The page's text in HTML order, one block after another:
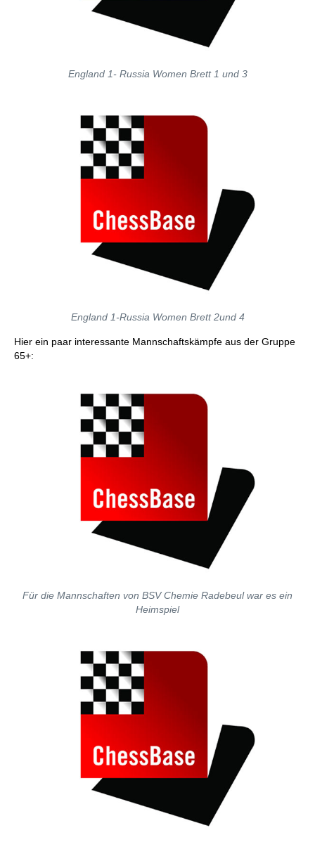
England 1- Russia Women Brett 1 und 3
England 1-Russia Women Brett 2und 4
Hier ein paar interessante Mannschaftskämpfe aus der Gruppe
65+:
Für die Mannschaften von BSV Chemie Radebeul war es ein
Heimspiel